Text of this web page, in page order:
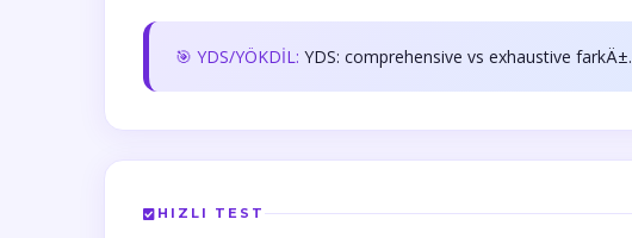
🎯 YDS/YÖKDİL: YDS: comprehensive vs exhaustive farkÄ±.
HIZLI TEST